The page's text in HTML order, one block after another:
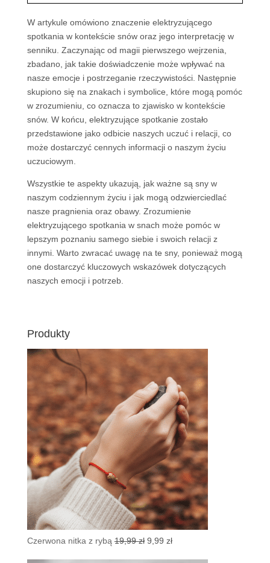
W artykule omówiono znaczenie elektryzującego
spotkania w kontekście snów oraz jego interpretację w
senniku. Zaczynając od magii pierwszego wejrzenia,
zbadano, jak takie doświadczenie może wpływać na
nasze emocje i postrzeganie rzeczywistości. Następnie
skupiono się na znakach i symbolice, które mogą pomóc
w zrozumieniu, co oznacza to zjawisko w kontekście
snów. W końcu, elektryzujące spotkanie zostało
przedstawione jako odbicie naszych uczuć i relacji, co
może dostarczyć cennych informacji o naszym życiu
uczuciowym.
Wszystkie te aspekty ukazują, jak ważne są sny w
naszym codziennym życiu i jak mogą odzwierciedlać
nasze pragnienia oraz obawy. Zrozumienie
elektryzującego spotkania w snach może pomóc w
lepszym poznaniu samego siebie i swoich relacji z
innymi. Warto zwracać uwagę na te sny, ponieważ mogą
one dostarczyć kluczowych wskazówek dotyczących
naszych emocji i potrzeb.
Produkty
Czerwona nitka z rybą 19,99zł Pierwotna
9,99 złAktualna